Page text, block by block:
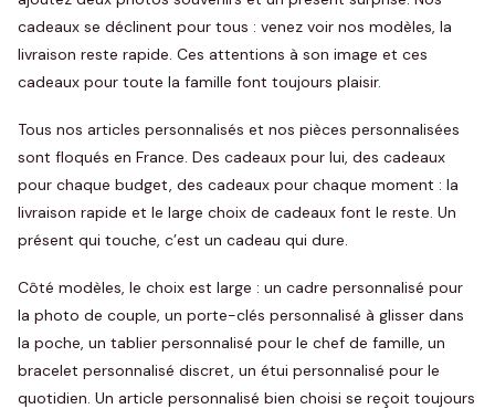
cadeaux se déclinent pour tous : venez voir nos modèles, la
livraison reste rapide. Ces attentions à son image et ces
cadeaux pour toute la famille font toujours plaisir.
Tous nos articles personnalisés et nos pièces personnalisées
sont floqués en France. Des cadeaux pour lui, des cadeaux
pour chaque budget, des cadeaux pour chaque moment : la
livraison rapide et le large choix de cadeaux font le reste. Un
présent qui touche, c’est un cadeau qui dure.
Côté modèles, le choix est large : un cadre personnalisé pour
la photo de couple, un porte-clés personnalisé à glisser dans
la poche, un tablier personnalisé pour le chef de famille, un
bracelet personnalisé discret, un étui personnalisé pour le
quotidien. Un article personnalisé bien choisi se reçoit toujours